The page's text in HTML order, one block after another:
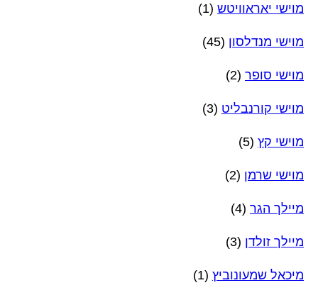
מוישי יאראוויטש (1)
מוישי מנדלסון (45)
מוישי סופר (2)
מוישי קורנבליט (3)
מוישי קץ (5)
מוישי שרמן (2)
מיילך הגר (4)
מיילך זולדן (3)
מיכאל שמעונוביץ (1)